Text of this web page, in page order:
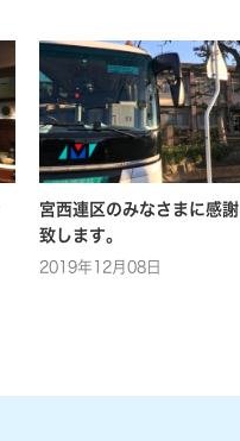
宮西連区のみなさまに感謝
致します。
2019年12月08日